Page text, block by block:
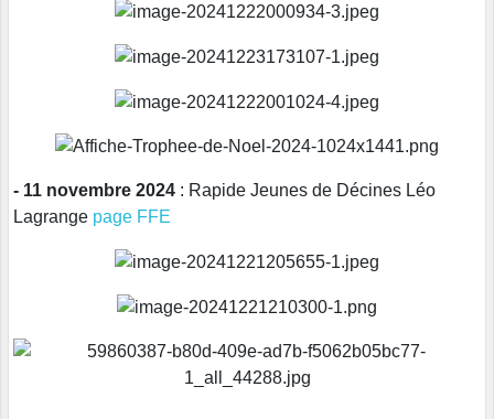
- 11 novembre 2024 : Rapide Jeunes de Décines Léo
Lagrange page FFE